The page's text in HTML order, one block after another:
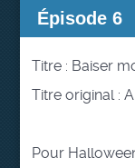
Épisode 6
Titre : Baiser
Titre original :
Pour